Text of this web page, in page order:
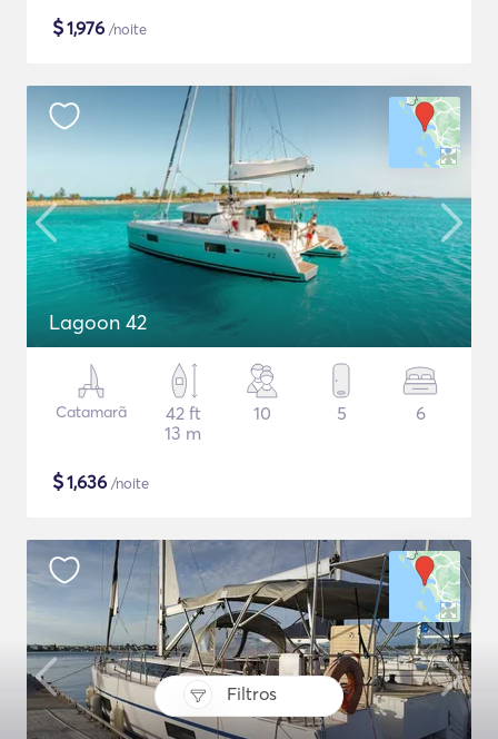
Filtros
$1,976 /noite
Lagoon 42
Catamarã
42 ft
13 m
10 5 6
$1,636 /noite